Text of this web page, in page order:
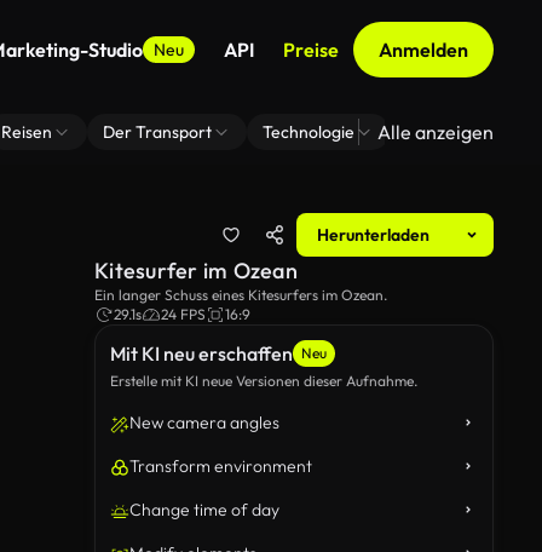
Studio Neu API Preise Anmelden
Reisen Der Transport Technologie Zoom Virtuelle
Alle anzeigen
Herunterladen
Mit KI neu erschaffen Neu
Erstelle mit KI neue Versionen dieser Aufnahme.
New camera angles
Transform environment
Change time of day
Kitesurfer im Ozean
Ein langer Schuss eines Kitesurfers im Ozean.
29.1s
24 FPS 16:9